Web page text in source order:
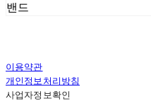
밴드
이용약관
개인정보처리방침
사업자정보확인